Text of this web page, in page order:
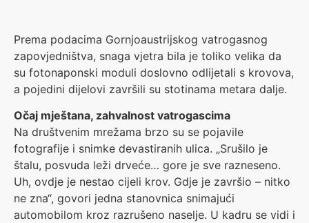
Prema podacima Gornjoaustrijskog vatrogasnog
zapovjedništva, snaga vjetra bila je toliko velika da
su fotonaponski moduli doslovno odlijetali s krovova,
a pojedini dijelovi završili su stotinama metara dalje.
Očaj mještana, zahvalnost vatrogascima
Na društvenim mrežama brzo su se pojavile
fotografije i snimke devastiranih ulica. „Srušilo je
štalu, posvuda leži drveće… gore je sve razneseno.
Uh, ovdje je nestao cijeli krov. Gdje je završio – nitko
ne zna“, govori jedna stanovnica snimajući
automobilom kroz razrušeno naselje. U kadru se vidi i